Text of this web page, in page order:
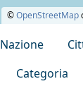
©OpenStreetMap
Nazione
Categoria